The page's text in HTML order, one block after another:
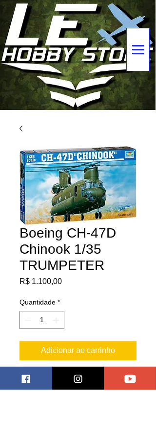
Boeing CH-47D
Chinook 1/35
TRUMPETER
R$ 1.100,00Preço
Quantidade *
Adicionar ao carrinho
Modelo altamente detalhado indicado
para modelistas exigentes!